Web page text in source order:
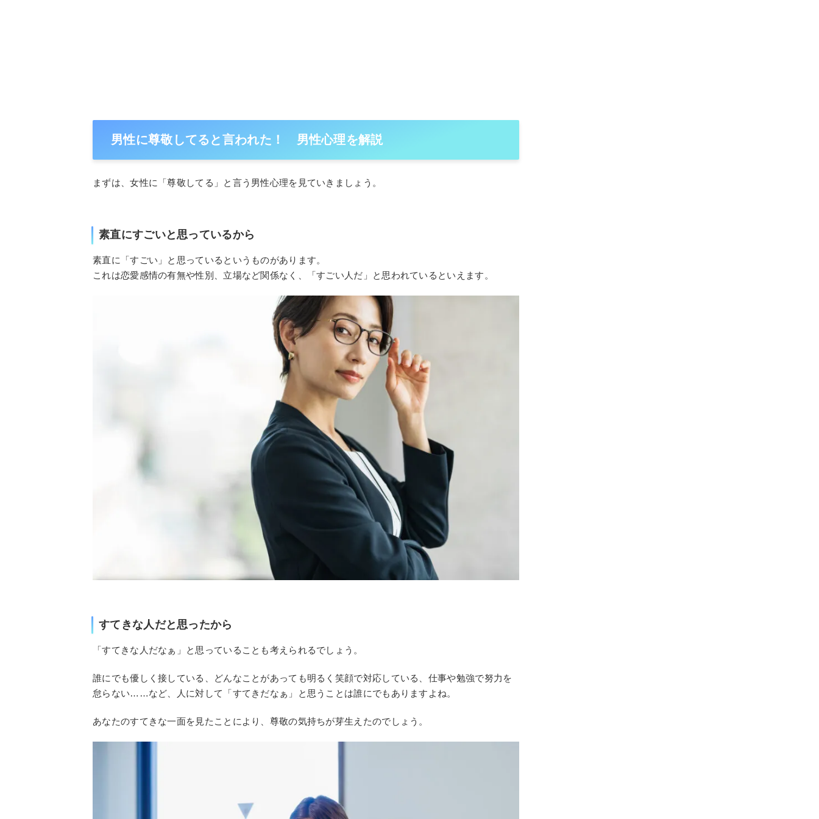
男性に尊敬してると言われた！ 男性心理を解説
まずは、女性に「尊敬してる」と言う男性心理を見ていきましょう。
素直にすごいと思っているから
素直に「すごい」と思っているというものがあります。
これは恋愛感情の有無や性別、立場など関係なく、「すごい人だ」と思われているといえます。
すてきな人だと思ったから
「すてきな人だなぁ」と思っていることも考えられるでしょう。
誰にでも優しく接している、どんなことがあっても明るく笑顔で対応している、仕事や勉強で努力を
怠らない……など、人に対して「すてきだなぁ」と思うことは誰にでもありますよね。
あなたのすてきな一面を見たことにより、尊敬の気持ちが芽生えたのでしょう。